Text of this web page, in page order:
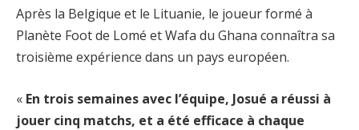
Après la Belgique et le Lituanie, le joueur formé à
Planète Foot de Lomé et Wafa du Ghana connaîtra sa
troisième expérience dans un pays européen.
« En trois semaines avec l’équipe, Josué a réussi à
jouer cinq matchs, et a été efficace à chaque